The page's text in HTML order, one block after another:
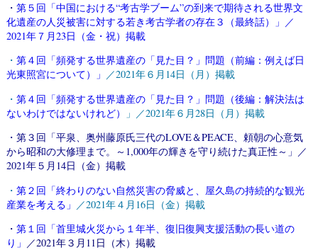
・ 第５回「中国における“考古学ブーム”の到来で期待される世界文
化遺産の人災被害に対する若き考古学者の存在３（最終話）」／
2021年７月23日（金・祝）掲載
・ 第４回「頻発する世界遺産の「見た目？」問題（前編：例えば日
光東照宮について）」 ／2021年６月14日（月）掲載
・ 第４回「頻発する世界遺産の「見た目？」問題（後編：解決法は
ないわけではないけれど）
」／2021年６月28日（月）掲載
・ 第３回「平泉、奥州藤原氏三代のLOVE＆PEACE、頼朝の心意気
から昭和の大修理まで。～1,000年の輝きを守り続けた真正性～」 ／
2021年５月14日（金）掲載
・ 第２回「終わりのない自然災害の脅威と、屋久島の持続的な観光
産業を考える」 ／2021年４月16日（金）掲載
・ 第１回「首里城火災から１年半、復旧復興支援活動の長い道の
り」 ／2021年３月11日（木）掲載